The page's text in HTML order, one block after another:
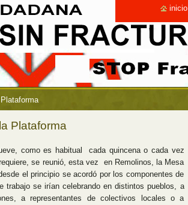
Plataforma
como es habitual cada quincena o cada vez
se reunió, esta vez en Remolinos, la Mesa
el principio se acordó por los componentes de
trabajo se irían celebrando en distintos pueblos, a
a representantes de colectivos locales o a
inicio